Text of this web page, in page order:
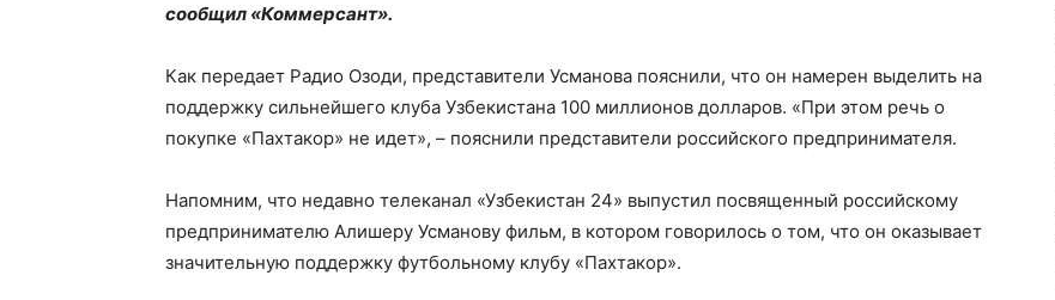
сообщил «Коммерсант».
Как передает Радио Озоди, представители Усманова пояснили, что он намерен выделить на
поддержку сильнейшего клуба Узбекистана 100 миллионов долларов. «При этом речь о
покупке «Пахтакор» не идет», – пояснили представители российского предпринимателя.
Напомним, что недавно телеканал «Узбекистан 24» выпустил посвященный российскому
предпринимателю Алишеру Усманову фильм, в котором говорилось о том, что он оказывает
значительную поддержку футбольному клубу «Пахтакор».